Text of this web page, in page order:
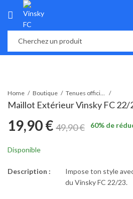
Home Boutique Tenues officielles
Maillot Extérieur Vinsky FC 22/
19,90€ 49,90€ 60% de
Disponible
Description :
Impose ton style
du Vinsky FC 22/23.